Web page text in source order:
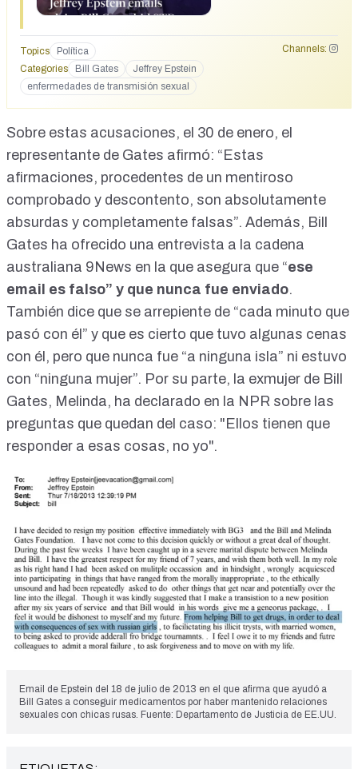
Topics Política
Channels:
Categories
Bill Gates
Jeffrey Epstein
enfermedades de transmisión sexual
Sobre estas acusaciones, el 30 de enero, el
representante de Gates afirmó: “ Estas
afirmaciones, procedentes de un mentiroso
comprobado y descontento, son absolutamente
absurdas y completamente falsas”. Además, Bill
Gates ha ofrecido una entrevista a la cadena
australiana 9News en la que asegura que “ese
email es falso” y que nunca fue enviado.
También dice que se arrepiente de “cada minuto que
pasó con él” y que es cierto que tuvo algunas cenas
con él, pero que nunca fue “a ninguna isla” ni estuvo
con “ninguna mujer”. Por su parte, la exmujer de Bill
Gates, Melinda, ha declarado en la NPR sobre las
preguntas que quedan del caso: "Ellos tienen que
responder a esas cosas, no yo".
Email de Epstein del 18 de julio de 2013 en el que afirma que ayudó a
Bill Gates a conseguir medicamentos por haber mantenido relaciones
sexuales con chicas rusas. Fuente: Departamento de Justicia de EE.UU.